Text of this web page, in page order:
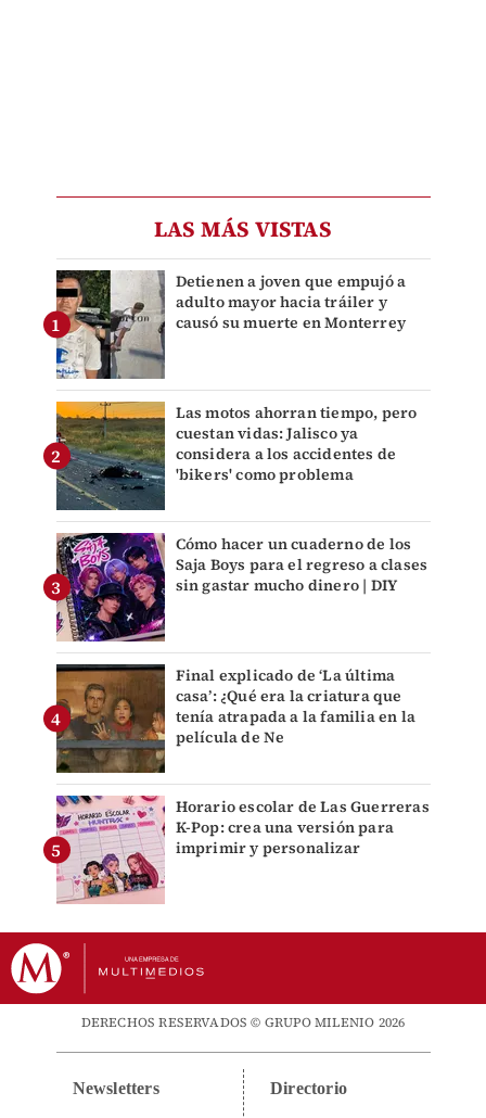
LAS MÁS VISTAS
Detienen a joven que empujó a
adulto mayor hacia tráiler y
causó su muerte en Monterrey
Las motos ahorran tiempo, pero
cuestan vidas: Jalisco ya
considera a los accidentes de
'bikers' como problema
Cómo hacer un cuaderno de los
Saja Boys para el regreso a clases
sin gastar mucho dinero | DIY
Final explicado de ‘La última
casa’: ¿Qué era la criatura que
tenía atrapada a la familia en la
película de Ne
Horario escolar de Las Guerreras
K-Pop: crea una versión para
imprimir y personalizar
DERECHOS RESERVADOS © GRUPO MILENIO 2026
Newsletters Directorio